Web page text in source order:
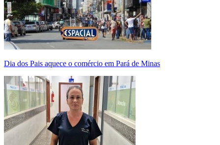
Dia dos Pais aquece o comércio em Pará de Minas